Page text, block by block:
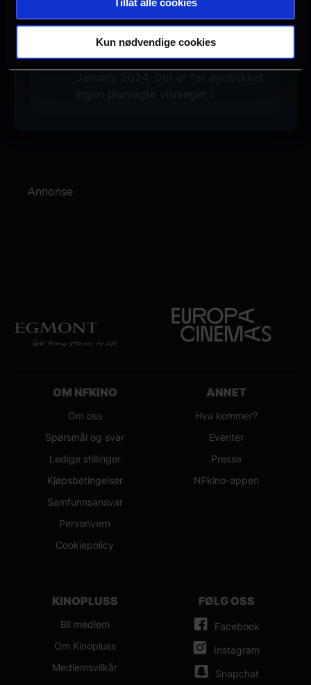
Tillat alle cookies
Kun nødvendige cookies
Ingen visninger i
Denne filmen hadde premiere 26.
ingen planlagte visninger i
Annonse
OM NFKINO
Om oss
Spørsmål og svar
Ledige stillinger
Kjøpsbetingelser
Samfunnsansvar
Personvern
Cookiepolicy
ANNET
Hva kommer?
Eventer
Presse
NFkino-appen
KINOPLUSS
Bli medlem
Om Kinopluss
Medlemsvilkår
FØLG OSS
Facebook
Instagram
Snapchat